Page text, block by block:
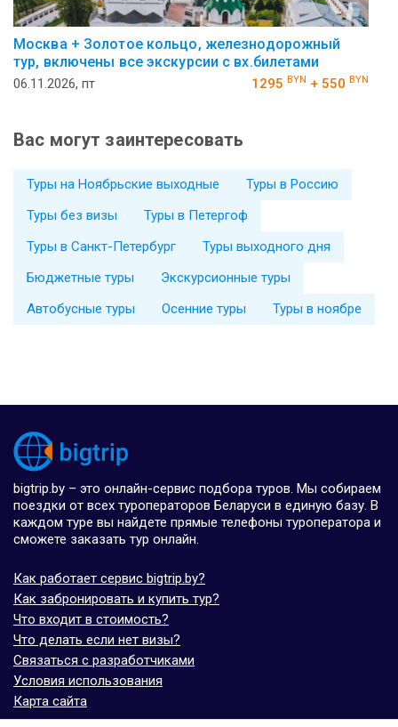
Москва + Золотое кольцо, железнодорожный
тур, включены все экскурсии с вх.билетами
06.11.2026, пт 1295 BYN + 550 BYN
Вас могут заинтересовать
Туры на Ноябрьские выходные
Туры в Россию
Туры без визы
Туры в Петергоф
Туры в Санкт-Петербург
Туры выходного дня
Бюджетные туры
Экскурсионные туры
Автобусные туры
Осенние туры Туры в ноябре
bigtrip.by – это онлайн-сервис подбора туров. Мы собираем
поездки от всех туроператоров Беларуси в единую базу. В
каждом туре вы найдете прямые телефоны туроператора и
сможете заказать тур онлайн.
Как работает сервис bigtrip.by?
Как забронировать и купить тур?
Что входит в стоимость?
Что делать если нет визы?
Связаться с разработчиками
Условия использования
Карта сайта